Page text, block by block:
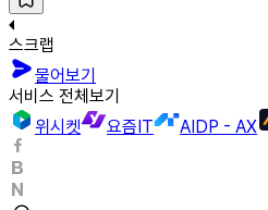
스크랩
물어보기
서비스 전체보기
위시켓
요즘IT AIDP - AX